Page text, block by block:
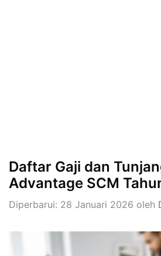
Daftar Gaji dan
Advantage SCM
Diperbarui: 28 Januari 2026 oleh